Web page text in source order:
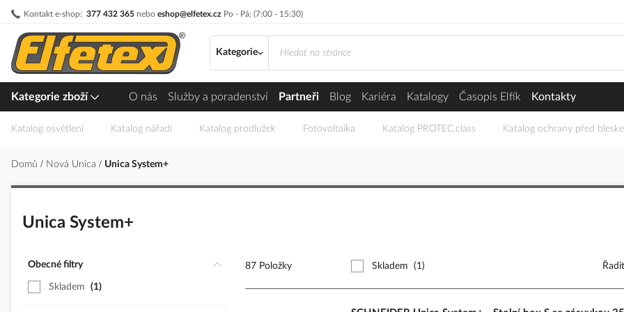
Kontakt e-shop: 377 432 365 nebo eshop@elfetex.cz Po - Pá: (7:00 - 15:30)
Přejít
obsah
Kategorie
Kategorie zboží O nás Služby a poradenství Partneři Blog Kariéra Katalogy Časopis Elfík Kontakty
Katalog osvětlení Katalog nářadí Katalog prodlužek Fotovoltaika Katalog PROTEC.class Katalog ochrany před
Domů Nová Unica Unica System+
Unica System+
87 Položky Skladem (1)
Obecné filtry
Skladem 1